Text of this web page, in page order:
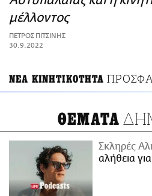
ΑΜΠΑ
PRINT
μέλλοντος
ΠΕΤΡΟΣ ΠΙΤΣΙΝΗΣ
30.9.2022
ΝΕΑ ΚΙΝΗΤΙΚΟΤΗΤΑ
ΘΕΜΑΤΑ
Σκληρές
αλήθεια